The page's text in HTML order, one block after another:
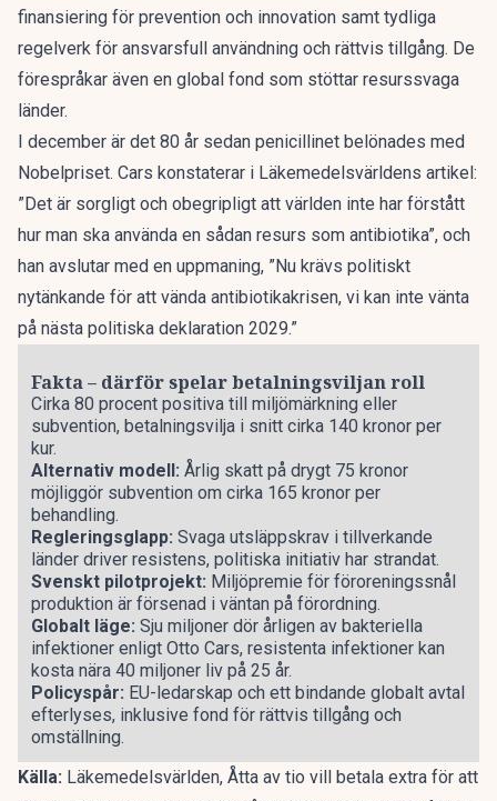
finansiering för prevention och innovation samt tydliga
regelverk för ansvarsfull användning och rättvis tillgång. De
förespråkar även en global fond som stöttar resurssvaga
länder.
I december är det 80 år sedan penicillinet belönades med
Nobelpriset. Cars konstaterar i Läkemedelsvärldens artikel:
”Det är sorgligt och obegripligt att världen inte har förstått
hur man ska använda en sådan resurs som antibiotika”, och
han avslutar med en uppmaning, ”Nu krävs politiskt
nytänkande för att vända antibiotikakrisen, vi kan inte vänta
på nästa politiska deklaration 2029.”
Fakta – därför spelar betalningsviljan roll
Cirka 80 procent positiva till miljömärkning eller
subvention, betalningsvilja i snitt cirka 140 kronor per
kur.
Alternativ modell: Årlig skatt på drygt 75 kronor
möjliggör subvention om cirka 165 kronor per
behandling.
Regleringsglapp: Svaga utsläppskrav i tillverkande
länder driver resistens, politiska initiativ har strandat.
Svenskt pilotprojekt: Miljöpremie för föroreningssnål
produktion är försenad i väntan på förordning.
Globalt läge: Sju miljoner dör årligen av bakteriella
infektioner enligt Otto Cars, resistenta infektioner kan
kosta nära 40 miljoner liv på 25 år.
Policyspår: EU-ledarskap och ett bindande globalt avtal
efterlyses, inklusive fond för rättvis tillgång och
omställning.
Källa: Läkemedelsvärlden, Åtta av tio vill betala extra för att